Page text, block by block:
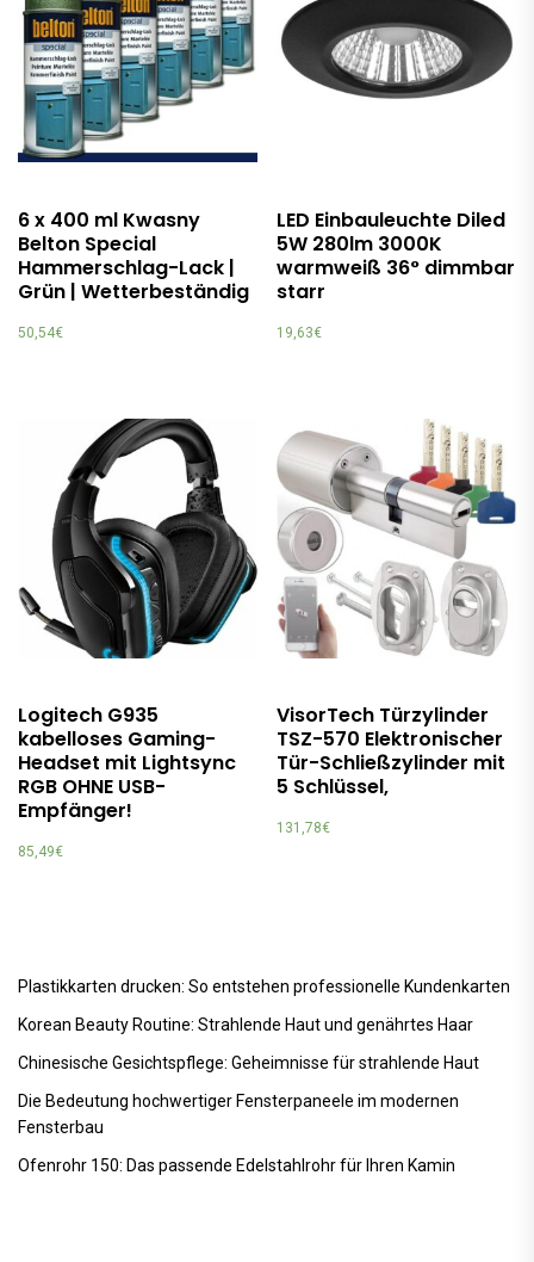
6 x 400 ml Kwasny
Belton Special
Hammerschlag-Lack |
Grün | Wetterbeständig
50,54€
LED Einbauleuchte Diled
5W 280lm 3000K
warmweiß 36° dimmbar
starr
19,63€
Logitech G935
kabelloses Gaming-
Headset mit Lightsync
RGB OHNE USB-
Empfänger!
85,49€
VisorTech Türzylinder
TSZ-570 Elektronischer
Tür-Schließzylinder mit
5 Schlüssel,
131,78€
Plastikkarten drucken: So entstehen professionelle Kundenkarten
Korean Beauty Routine: Strahlende Haut und genährtes Haar
Chinesische Gesichtspflege: Geheimnisse für strahlende Haut
Die Bedeutung hochwertiger Fensterpaneele im modernen
Fensterbau
Ofenrohr 150: Das passende Edelstahlrohr für Ihren Kamin